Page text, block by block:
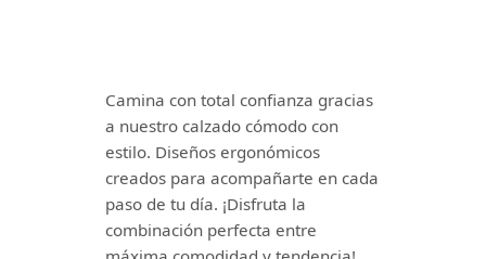
Camina con total confianza gracias
a nuestro calzado cómodo con
estilo. Diseños ergonómicos
creados para acompañarte en cada
paso de tu día. ¡Disfruta la
combinación perfecta entre